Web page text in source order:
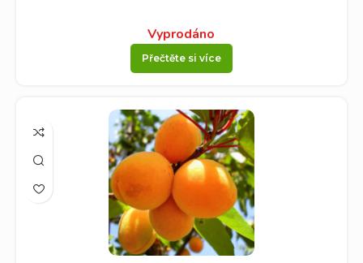
Vyprodáno
Přečtěte si více